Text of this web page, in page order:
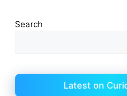
Search
Latest on